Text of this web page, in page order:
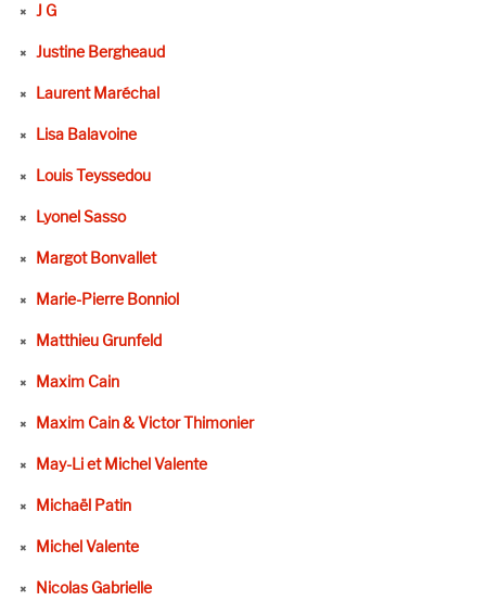
J G
Justine Bergheaud
Laurent Maréchal
Lisa Balavoine
Louis Teyssedou
Lyonel Sasso
Margot Bonvallet
Marie-Pierre Bonniol
Matthieu Grunfeld
Maxim Cain
Maxim Cain & Victor Thimonier
May-Li et Michel Valente
Michaël Patin
Michel Valente
Nicolas Gabrielle